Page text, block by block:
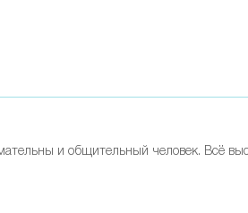
и общительный человек. Всё